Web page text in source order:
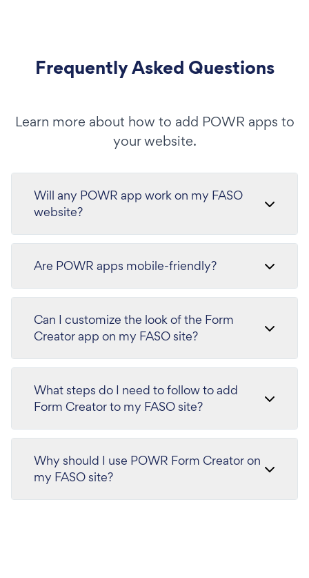
Frequently Asked Questions
Learn more about how to add POWR apps to
your website.
Will any POWR app work on my FASO
website?
Are POWR apps mobile-friendly?
Can I customize the look of the Form
Creator app on my FASO site?
What steps do I need to follow to add
Form Creator to my FASO site?
Why should I use POWR Form Creator on
my FASO site?